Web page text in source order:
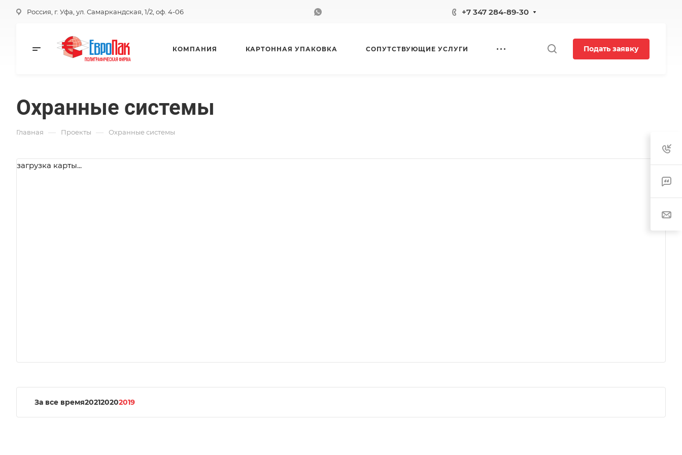
Россия, г. Уфа, ул. Самаркандская, 1/2, оф. 4-06 +7 347 284-89-30
КОМПАНИЯ КАРТОННАЯ УПАКОВКА СОПУТСТВУЮЩИЕ УСЛУГИ Подать заявку
Охранные системы
Главная — Проекты — Охранные системы
загрузка карты...
За все время202120202019